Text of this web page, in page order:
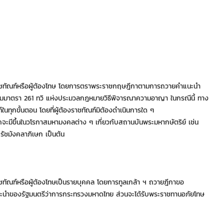
ณฑ์หรือผู้ต้องโทษ โดยการตราพระราชกฤษฎีกาตามการถวายคำแนะนำ
าตรา 261 ทวิ แห่งประมวลกฎหมายวิธีพิจารณาความอาญา ในกรณีนี้ ทาง
นทุกขั้นตอน โดยที่ผู้ต้องราชทัณฑ์มิต้องดำเนินการใด ๆ
ะมีขึ้นในวโรกาสมหามงคลต่าง ๆ เกี่ยวกับสถานบันพระมหากษัตริย์ เช่น
ชมังคลาภิเษก เป็นต้น
ณฑ์หรือผู้ต้องโทษเป็นรายบุคคล โดยการทูลเกล้า ฯ ถวายฎีกาขอ
ำของรัฐมนตรีว่าการกระทรวงมหาดไทย ส่วนจะได้รับพระราชทานอภัยโทษ